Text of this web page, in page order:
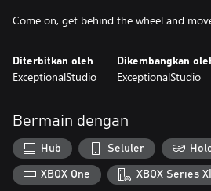
Come on, get behind the wheel and
Diterbitkan oleh
ExceptionalStudio
Dikembangkan
ExceptionalStudio
Bermain dengan
Hub Seluler
XBOX One XBOX Series